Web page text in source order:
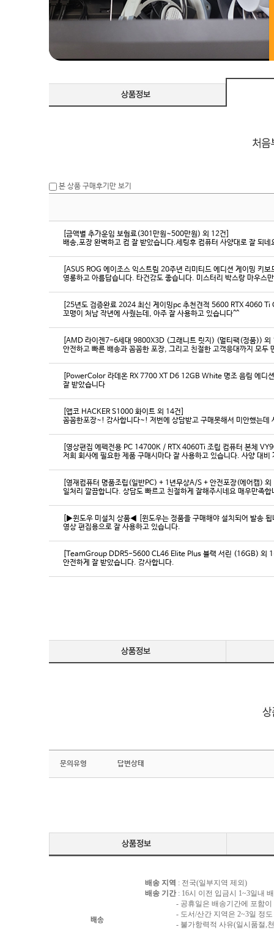
본 상품 구매후기만 보기
[금액별 추가운임 보험료(301만원~500만원) 외 12건]
배송,포장 완벽하고 컴 잘 받았습니다.세팅후 컴퓨터 사양대로 잘 되
[ASUS ROG 에이조스 익스트림 20주년 리미티드 에디션 게이밍 키
영롱하고 아름답습니다. 타건감도 좋습니다. 미스터리 박스랑 마우스
[25년도 검증완료 2024 최신 게이밍pc 추천견적 5600 RTX 4060
꼬맹이 처남 작년에 사줬는데, 아주 잘 사용하고 있습니다^^
[AMD 라이젠7-6세대 9800X3D (그래니트 릿지) (멀티팩(정품)) 외
[PowerColor 라데온 RX 7700 XT D6 12GB White 명조 음림 에디
잘 받았습니다
[앱코 HACKER S1000 화이트 외 14건]
꼼꼼한포장~! 감사합니다~! 저번에 상담받고 구매못해서 미안했는
[영상편집 에펙전용 PC 14700K / RTX 4060Ti 조립 컴퓨터 본체
[영재컴퓨터 명품조립(일반PC) + 1년무상A/S + 안전포장(에어캡)
일처리 깔끔합니다. 상담도 빠르고 친절하게 잘해주시네요 매우만족
[▶윈도우 미설치 상품◀ [윈도우는 정품을 구매해야 설치되어 발송
영상 편집용으로 잘 사용하고 있습니다.
[TeamGroup DDR5-5600 CL46 Elite Plus 블랙 서린 (16GB) 외
안전하게 잘 받았습니다. 감사합니다.
문의유형 답변상태
배송
배송 지역 : 전국(일부지역 제외)
배송 기간 : 16시 이전 입금시 1~3일내
- 공휴일은 배송기간에 포함이
- 도서/산간 지역은 2~3일 정도
- 불가항력적 사유(일시품절,천재